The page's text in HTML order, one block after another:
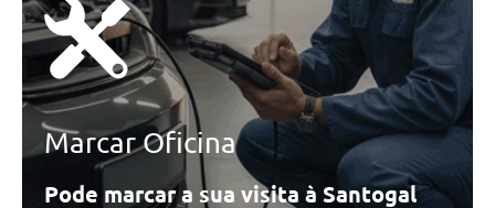
Marcar Oficina
Pode marcar a sua visita à Santogal